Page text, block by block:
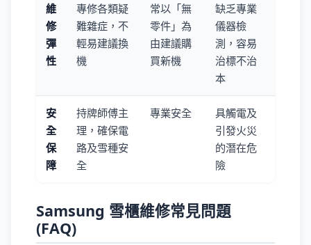
維
修
彈
性
專修各類疑
難雜症，不
輕易建議換
機
常以「無
零件」為
由建議購
買新機
缺乏專業
儀器檢
測，容易
治標不治
本
安
全
保
障
持牌師傅主
理，確保電
路及雪種安
全
專業安全
具觸電及
引發火災
的潛在危
險
Samsung 雪櫃維修常見問題
(FAQ)